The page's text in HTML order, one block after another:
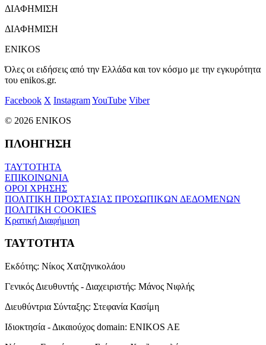
ΔΙΑΦΗΜΙΣΗ
ΔΙΑΦΗΜΙΣΗ
ENIKOS
Όλες οι ειδήσεις από την Ελλάδα και τον κόσμο με την εγκυρότητα
του enikos.gr.
Facebook X InstagramYouTube Viber
© 2026 ENIKOS
ΠΛΟΗΓΗΣΗ
ΤΑΥΤΟΤΗΤΑ
ΕΠΙΚΟΙΝΩΝΙΑ
ΟΡΟΙ ΧΡΗΣΗΣ
ΠΟΛΙΤΙΚΗ ΠΡΟΣΤΑΣΙΑΣ ΠΡΟΣΩΠΙΚΩΝ ΔΕΔΟΜΕΝΩΝ
ΠΟΛΙΤΙΚΗ COOKIES
Κρατική Διαφήμιση
ΤΑΥΤΟΤΗΤΑ
Εκδότης: Νίκος Χατζηνικολάου
Γενικός Διευθυντής - Διαχειριστής: Μάνος Νιφλής
Διευθύντρια Σύνταξης: Στεφανία Κασίμη
Ιδιοκτησία - Δικαιούχος domain: ENIKOS AE